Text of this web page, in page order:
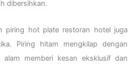
dibersihkan.
piring hot plate restoran hotel juga
Piring hitam mengkilap dengan
memberi kesan eksklusif dan